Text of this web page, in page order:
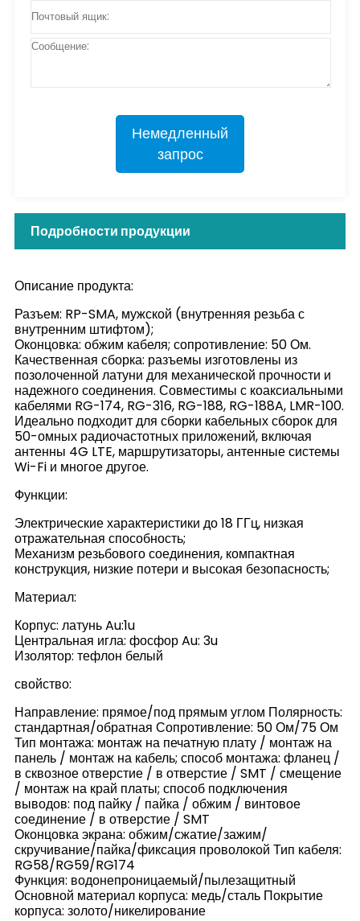
Немедленный
запрос
Подробности продукции
Описание продукта:
Разъем: RP-SMA, мужской (внутренняя резьба с
внутренним штифтом);
Оконцовка: обжим кабеля; сопротивление: 50 Ом.
Качественная сборка: разъемы изготовлены из
позолоченной латуни для механической прочности и
надежного соединения. Совместимы с коаксиальными
кабелями RG-174, RG-316, RG-188, RG-188A, LMR-100.
Идеально подходит для сборки кабельных сборок для
50-омных радиочастотных приложений, включая
антенны 4G LTE, маршрутизаторы, антенные системы
Wi-Fi и многое другое.
Функции:
Электрические характеристики до 18 ГГц, низкая
отражательная способность;
Механизм резьбового соединения, компактная
конструкция, низкие потери и высокая безопасность;
Материал:
Корпус: латунь Au:1u
Центральная игла: фосфор Au: 3u
Изолятор: тефлон белый
свойство:
Направление: прямое/под прямым углом Полярность:
стандартная/обратная Сопротивление: 50 Ом/75 Ом
Тип монтажа: монтаж на печатную плату / монтаж на
панель / монтаж на кабель; способ монтажа: фланец /
в сквозное отверстие / в отверстие / SMT / смещение
/ монтаж на край платы; способ подключения
выводов: под пайку / пайка / обжим / винтовое
соединение / в отверстие / SMT
Оконцовка экрана: обжим/сжатие/зажим/
скручивание/пайка/фиксация проволокой Тип кабеля:
RG58/RG59/RG174
Функция: водонепроницаемый/пылезащитный
Основной материал корпуса: медь/сталь Покрытие
корпуса: золото/никелирование